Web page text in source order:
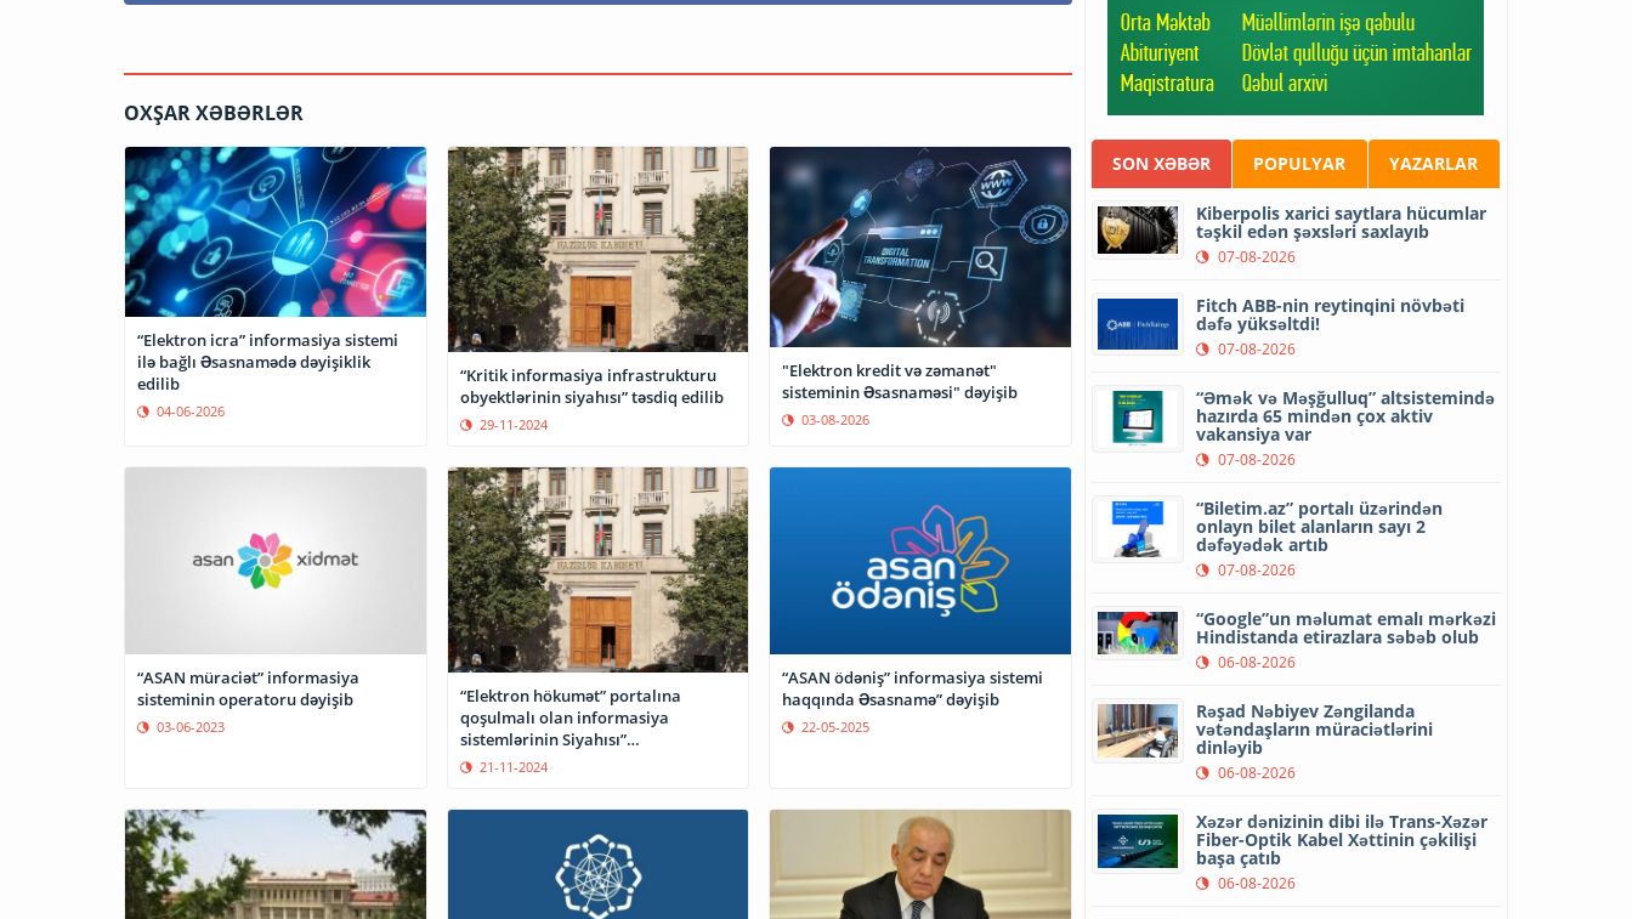
OXŞAR XƏBƏRLƏR
“Elektron icra” informasiya sistemi
ilə bağlı Əsasnamədə dəyişiklik
edilib
04-06-2026
“Kritik informasiya infrastrukturu
obyektlərinin siyahısı” təsdiq edilib
29-11-2024
"Elektron kredit və zəmanət"
sisteminin Əsasnaməsi" dəyişib
03-08-2026
“ASAN müraciət” informasiya
sisteminin operatoru dəyişib
03-06-2023
“Elektron hökumət” portalına
qoşulmalı olan informasiya
sistemlərinin Siyahısı”
genişləndirilib
21-11-2024
“ASAN ödəniş” informasiya sistemi
haqqında Əsasnamə” dəyişib
22-05-2025
SON XƏBƏR POPULYAR YAZARLAR
Kiberpolis xarici saytlara hücumlar
təşkil edən şəxsləri saxlayıb
07-08-2026
Fitch ABB-nin reytinqini növbəti
dəfə yüksəltdi!
07-08-2026
“Əmək və Məşğulluq” altsistemində
hazırda 65 mindən çox aktiv
vakansiya var
07-08-2026
“Biletim.az” portalı üzərindən
onlayn bilet alanların sayı 2
dəfəyədək artıb
07-08-2026
“Google”un məlumat emalı mərkəzi
Hindistanda etirazlara səbəb olub
06-08-2026
Rəşad Nəbiyev Zəngilanda
vətəndaşların müraciətlərini
dinləyib
06-08-2026
Xəzər dənizinin dibi ilə Trans-Xəzər
Fiber-Optik Kabel Xəttinin çəkilişi
başa çatıb
06-08-2026